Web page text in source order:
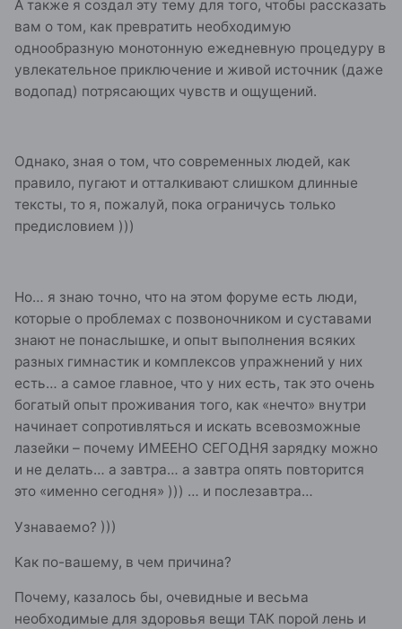
А также я создал эту тему для того, чтобы рассказать
вам о том, как превратить необходимую
однообразную монотонную ежедневную процедуру в
увлекательное приключение и живой источник (даже
водопад) потрясающих чувств и ощущений.
Однако, зная о том, что современных людей, как
правило, пугают и отталкивают слишком длинные
тексты, то я, пожалуй, пока ограничусь только
предисловием )))
Но… я знаю точно, что на этом форуме есть люди,
которые о проблемах с позвоночником и суставами
знают не понаслышке, и опыт выполнения всяких
разных гимнастик и комплексов упражнений у них
есть… а самое главное, что у них есть, так это очень
богатый опыт проживания того, как «нечто» внутри
начинает сопротивляться и искать всевозможные
лазейки – почему ИМЕЕНО СЕГОДНЯ зарядку можно
и не делать… а завтра… а завтра опять повторится
это «именно сегодня» ))) … и послезавтра…
Узнаваемо? )))
Как по-вашему, в чем причина?
Почему, казалось бы, очевидные и весьма
необходимые для здоровья вещи ТАК порой лень и